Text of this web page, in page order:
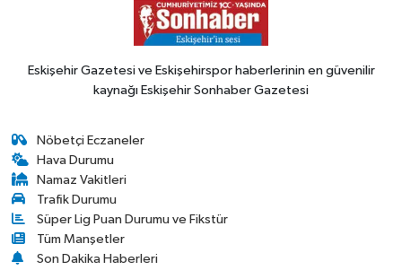
Eskişehir Gazetesi ve Eskişehirspor haberlerinin en güvenilir
kaynağı Eskişehir Sonhaber Gazetesi
Nöbetçi Eczaneler
Hava Durumu
Namaz Vakitleri
Trafik Durumu
Süper Lig Puan Durumu ve Fikstür
Tüm Manşetler
Son Dakika Haberleri